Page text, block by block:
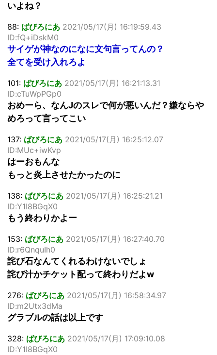
いよね？
88: ばびろにあ 2021/05/17(月) 16:19:59.43
ID:fQ+iDskM0
サイゲが神なのになに文句言ってんの？
全てを受け入れろよ
101: ばびろにあ 2021/05/17(月) 16:21:13.31
ID:cTuWpPGp0
おめーら、なんJのスレで何が悪いんだ？嫌ならや
めろって言ってこい
137: ばびろにあ 2021/05/17(月) 16:25:12.07
ID:MUc+iwKvp
はーおもんな
もっと炎上させたかったのに
138: ばびろにあ 2021/05/17(月) 16:25:21.21
ID:Y1I8BGqX0
もう終わりかよー
153: ばびろにあ 2021/05/17(月) 16:27:40.70
ID:r6QnquIh0
詫び石なんてくれるわけないでしょ
詫び汁かチケット配って終わりだよw
276: ばびろにあ 2021/05/17(月) 16:58:34.97
ID:m2Utx3dMa
グラブルの話は以上です
328: ばびろにあ 2021/05/17(月) 17:09:10.08
ID:Y1I8BGqX0